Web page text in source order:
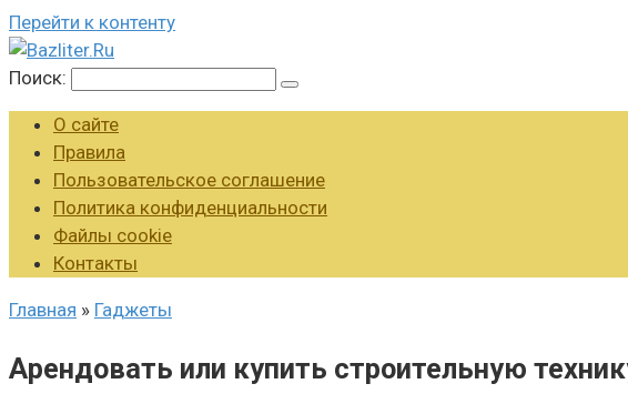
Перейти к контенту
Поиск:
О сайте
Правила
Пользовательское соглашение
Политика конфиденциальности
Файлы cookie
Контакты
Главная » Гаджеты
Арендовать или купить строительную